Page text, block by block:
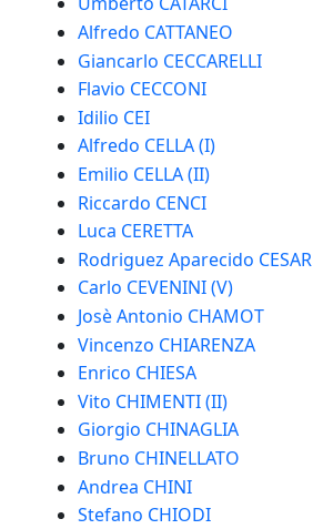
Alfredo CATTANEO
Giancarlo CECCARELLI
Flavio CECCONI
Idilio CEI
Alfredo CELLA (I)
Emilio CELLA (II)
Riccardo CENCI
Luca CERETTA
Rodriguez Aparecido CESAR
Carlo CEVENINI (V)
Josè Antonio CHAMOT
Vincenzo CHIARENZA
Enrico CHIESA
Vito CHIMENTI (II)
Giorgio CHINAGLIA
Bruno CHINELLATO
Andrea CHINI
Stefano CHIODI